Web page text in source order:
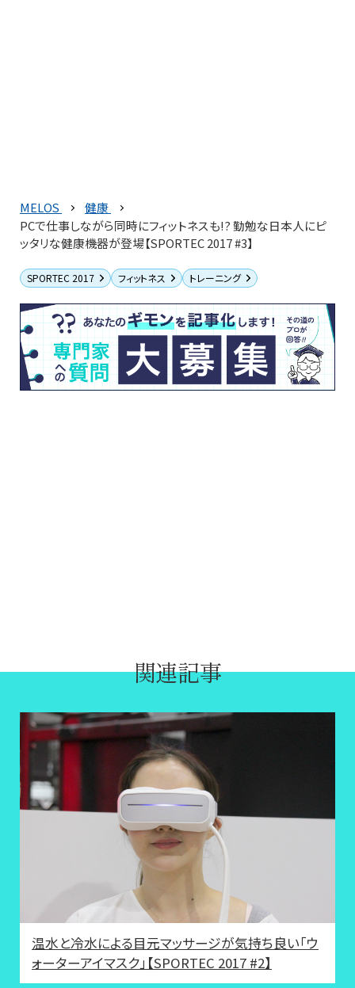
MELOS
健康
PCで仕事しながら同時にフィットネスも!? 勤勉な日本人にピ
ッタリな健康機器が登場【SPORTEC 2017 #3】
SPORTEC 2017 フィットネス トレーニング
関連記事
温水と冷水による目元マッサージが気持ち良い「ウ
ォーターアイマスク」【SPORTEC 2017 #2】